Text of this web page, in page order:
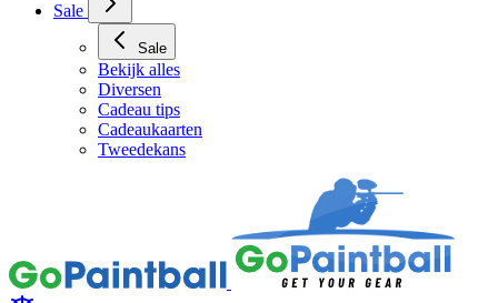
Sale
Sale
Bekijk alles
Diversen
Cadeau tips
Cadeaukaarten
Tweedekans